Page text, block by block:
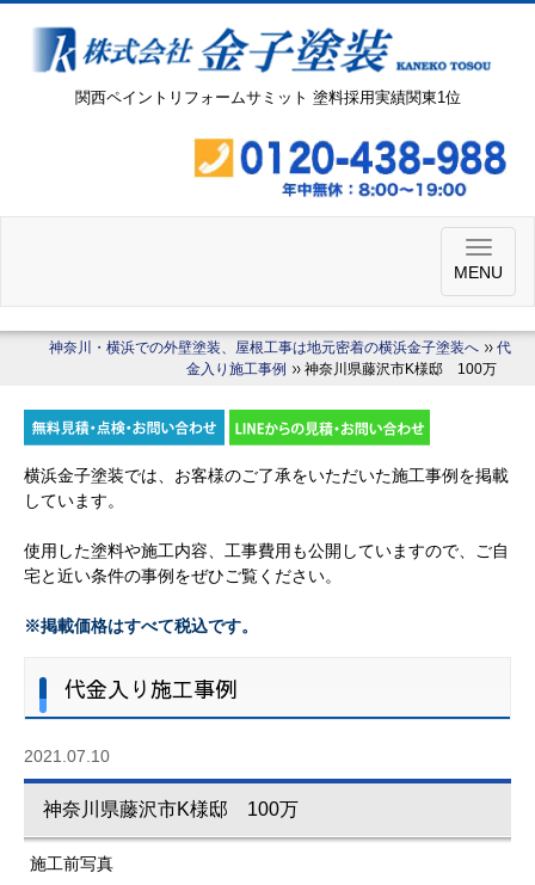
関西ペイントリフォームサミット 塗料採用実績関東1位
MENU
神奈川・横浜での外壁塗装、屋根工事は地元密着の横浜金子塗装へ
代
金入り施工事例
神奈川県藤沢市K様邸 100万
横浜金子塗装では、お客様のご了承をいただいた施工事例を掲載
しています。
使用した塗料や施工内容、工事費用も公開していますので、ご自
宅と近い条件の事例をぜひご覧ください。
※掲載価格はすべて税込です。
代金入り施工事例
2021.07.10
神奈川県藤沢市K様邸 100万
施工前写真